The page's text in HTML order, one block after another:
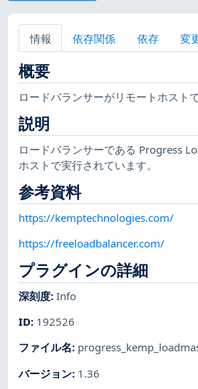
情報 依存関係 依存 変
概要
ロードバランサーがリモートホスト
説明
ロードバランサーである Progress
ホストで実行されています。
参考資料
https://kemptechnologies.com/
https://freeloadbalancer.com/
プラグインの詳細
深刻度:Info
ID: 192526
ファイル名:
バージョン: 1.36